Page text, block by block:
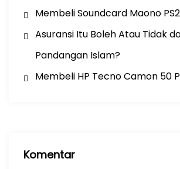
Membeli Soundcard Maono
Asuransi Itu Boleh Atau Tidak
Pandangan Islam?
Membeli HP Tecno Camon 50
Komentar